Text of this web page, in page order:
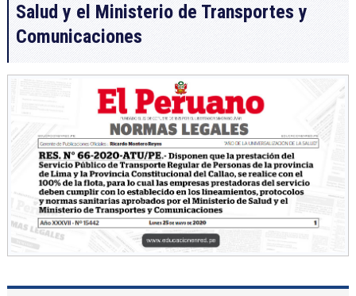
Salud y el Ministerio de Transportes y
Comunicaciones